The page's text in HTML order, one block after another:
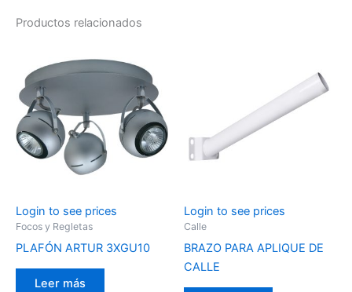
Productos relacionados
Login to see prices
Focos y Regletas
PLAFÓN ARTUR 3XGU10
Leer más
Login to see prices
Calle
BRAZO PARA APLIQUE DE
CALLE